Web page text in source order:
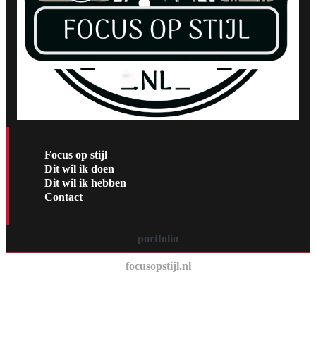
Focus op stijl
Dit wil ik doen
Dit wil ik hebben
Contact
portfolio
focusopstijl.nl